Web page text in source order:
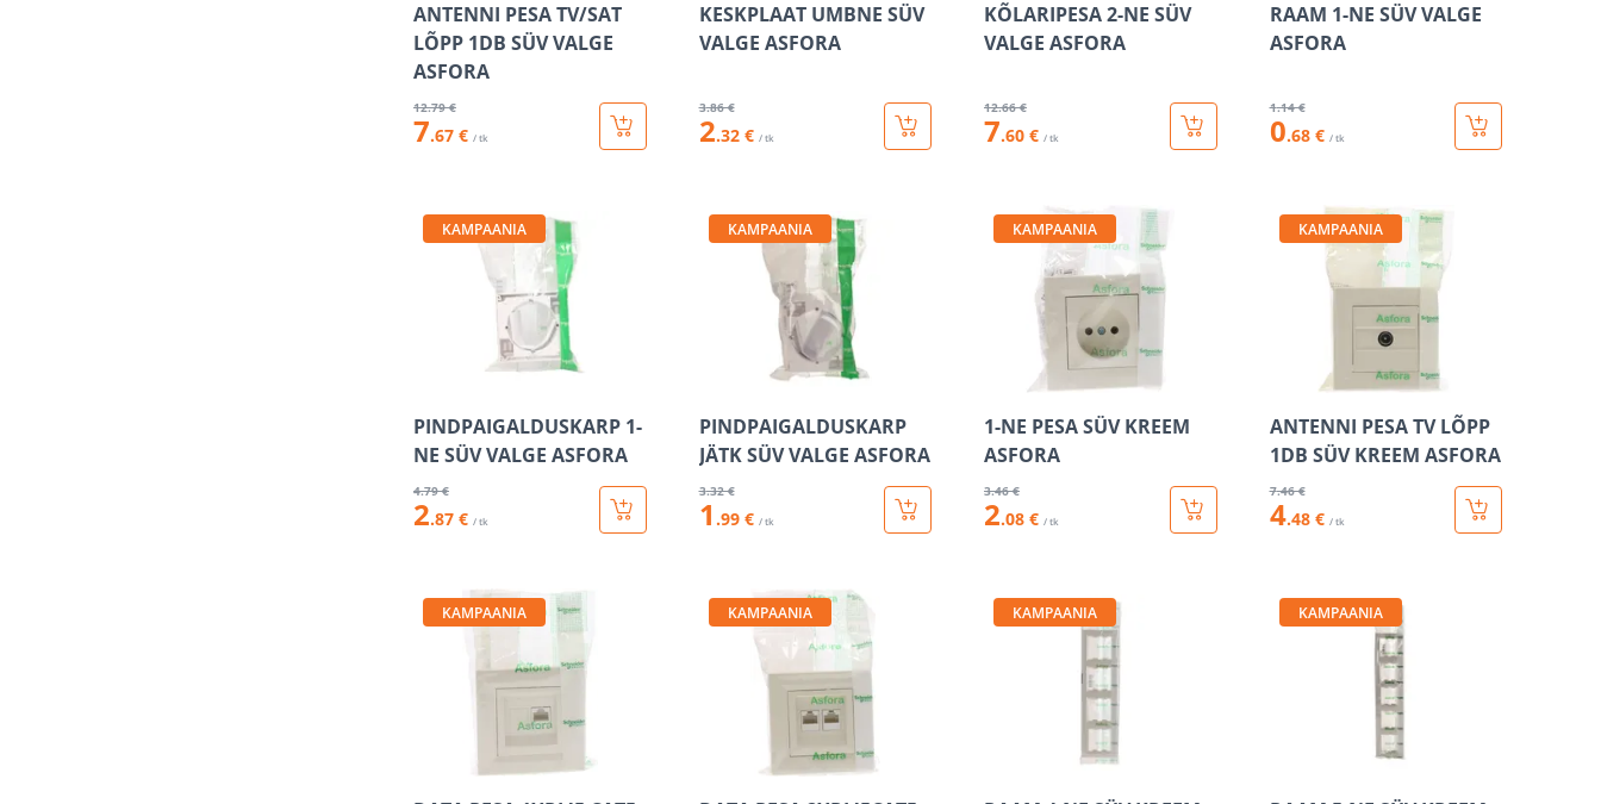
ANTENNI PESA TV/SAT
LÕPP 1DB SÜV VALGE
ASFORA
12.79 €
7.67 € / tk
KESKPLAAT UMBNE SÜV
VALGE ASFORA
3.86 €
2.32 € / tk
KÕLARIPESA 2-NE SÜV
VALGE ASFORA
12.66 €
7.60 € / tk
RAAM 1-NE SÜV VALGE
ASFORA
1.14 €
0.68 € / tk
KAMPAANIA
PINDPAIGALDUSKARP 1-
NE SÜV VALGE ASFORA
4.79 €
2.87 € / tk
KAMPAANIA
PINDPAIGALDUSKARP
JÄTK SÜV VALGE ASFORA
3.32 €
1 .99 € / tk
KAMPAANIA
1-NE PESA SÜV KREEM
ASFORA
3.46 €
2.08 € / tk
KAMPAANIA
ANTENNI PESA TV LÕPP
1DB SÜV KREEM ASFORA
7.46 €
4.48 € / tk
KAMPAANIA KAMPAANIA KAMPAANIA KAMPAANIA